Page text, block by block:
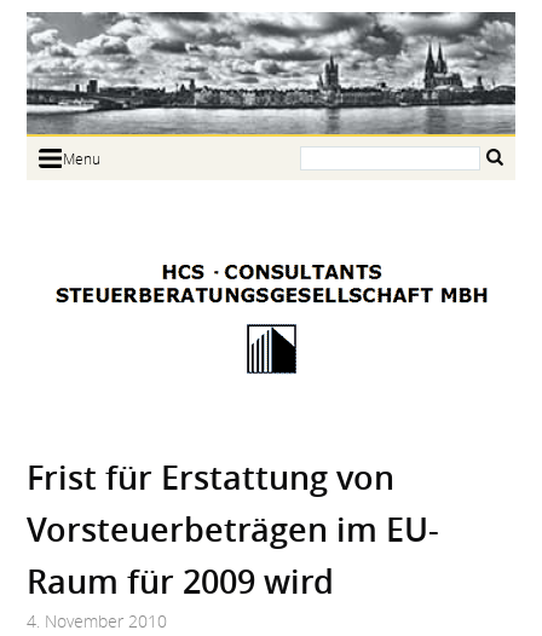
Menu
Links
Frist für Erstattung von
Vorsteuerbeträgen im EU-
Raum für 2009 wird
4. November 2010